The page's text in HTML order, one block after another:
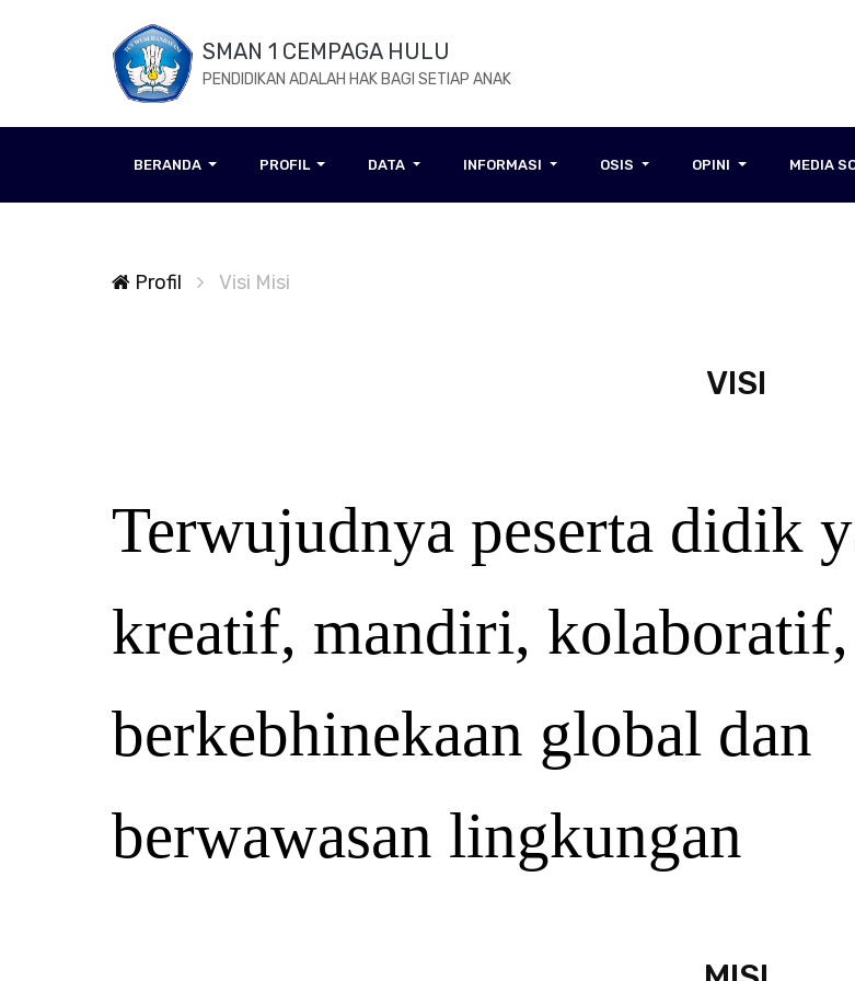
SMAN 1 CEMPAGA HULU
PENDIDIKAN ADALAH HAK BAGI SETIAP ANAK
BERANDA PROFIL DATA INFORMASI OSIS OPINI MEDIA
Profil Visi Misi
VISI
Terwujudnya peserta didik
kreatif, mandiri, kolaboratif,
berkebhinekaan global dan
berwawasan lingkungan